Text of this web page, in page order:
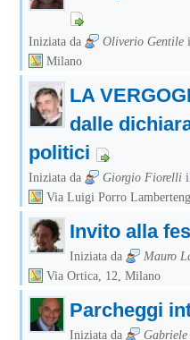
Iniziata da Oliverio Gentile
Milano
LA
dalle
politici
Iniziata da Giorgio Fiorelli
Via Luigi Porro
Invito alla
Iniziata da Mauro
Via Ortica, 12, Milano
Parcheggi
Iniziata da